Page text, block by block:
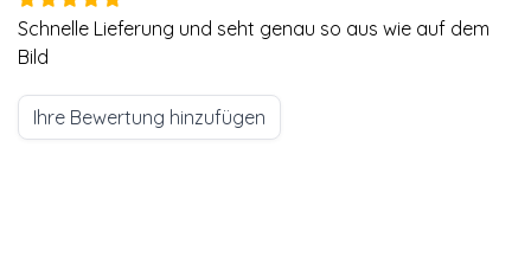
Schnelle Lieferung und seht genau so aus wie auf dem
Bild
Ihre Bewertung hinzufügen